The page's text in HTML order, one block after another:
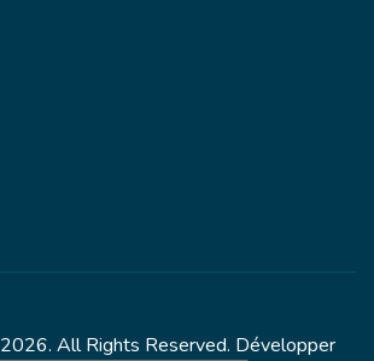
2026. All Rights Reserved. Développer